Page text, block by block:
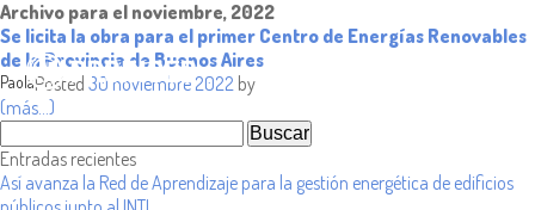
Archivo para el noviembre, 2022
Se licita la obra para el primer Centro de Energías Renovables
de la Provincia de Buenos Aires
Posted 30 noviembre 2022 by
Paola
(más…)
por:
Entradas recientes
Así avanza la Red de Aprendizaje para la gestión energética de edificios